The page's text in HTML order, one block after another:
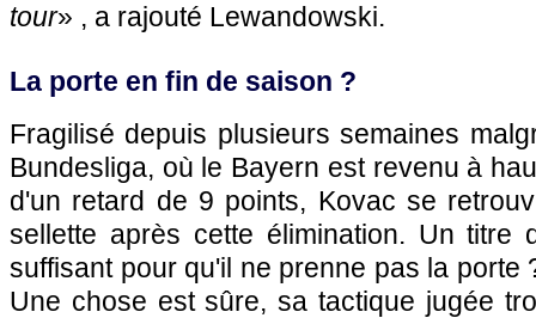
tour» , a rajouté Lewandowski.
La porte en fin de saison ?
Fragilisé depuis plusieurs semaines
Bundesliga, où le Bayern est revenu à
d'un retard de 9 points, Kovac se
sellette après cette élimination. Un titre
suffisant pour qu'il ne prenne pas la porte
Une chose est sûre, sa tactique jugée